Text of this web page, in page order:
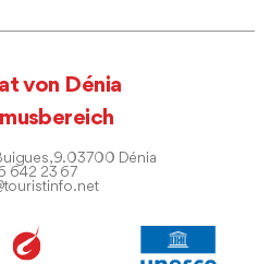
von Dénia
9. 03700 Dénia
642 23 67